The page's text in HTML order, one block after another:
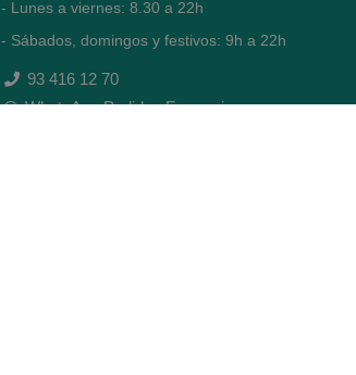
- Lunes a viernes: 8.30 a 22h
- Sábados, domingos y festivos: 9h a 22h
93 416 12 70
WhatsApp Pedidos Farmacia